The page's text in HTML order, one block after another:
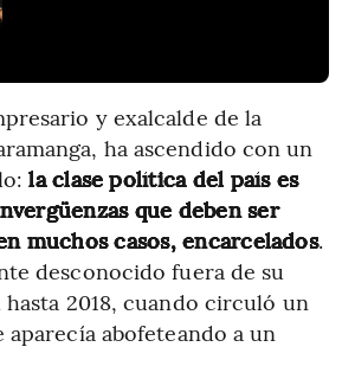
y exalcalde de la
ha ascendido con un
la clase política del país es
que deben ser
muchos casos, encarcelados.
desconocido fuera de su
2018, cuando circuló un
aparecía abofeteando a un